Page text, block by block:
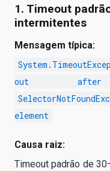
1. Timeout
intermitentes
Mensagem típica:
out after
element
Causa raiz:
Timeout padrão de